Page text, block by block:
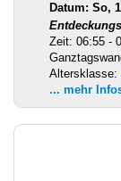
Datum: So,
Zeit: 06:55 -
Altersklasse:
... mehr